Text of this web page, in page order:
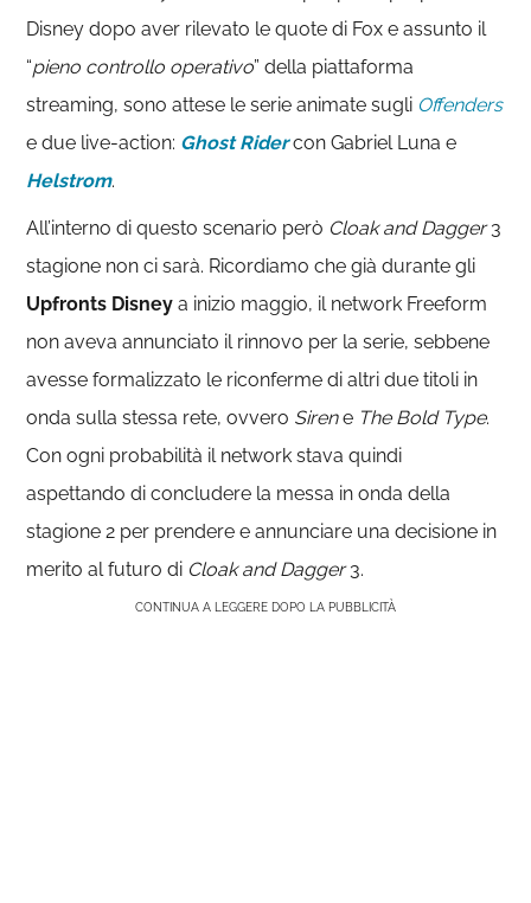
Disney dopo aver rilevato le quote di Fox e assunto il
“pieno controllo operativo” della piattaforma
streaming, sono attese le serie animate sugli Offenders
e due live-action: Ghost Ridercon Gabriel Luna e
Helstrom.
All’interno di questo scenario però Cloak and Dagger3
stagione non ci sarà. Ricordiamo che già durante gli
Upfronts Disney a inizio maggio, il network Freeform
non aveva annunciato il rinnovo per la serie, sebbene
avesse formalizzato le riconferme di altri due titoli in
onda sulla stessa rete, ovvero Sirene The Bold Type.
Con ogni probabilità il network stava quindi
aspettando di concludere la messa in onda della
stagione 2 per prendere e annunciare una decisione in
merito al futuro di Cloak and Dagger3.
CONTINUA A LEGGERE DOPO LA PUBBLICITÀ